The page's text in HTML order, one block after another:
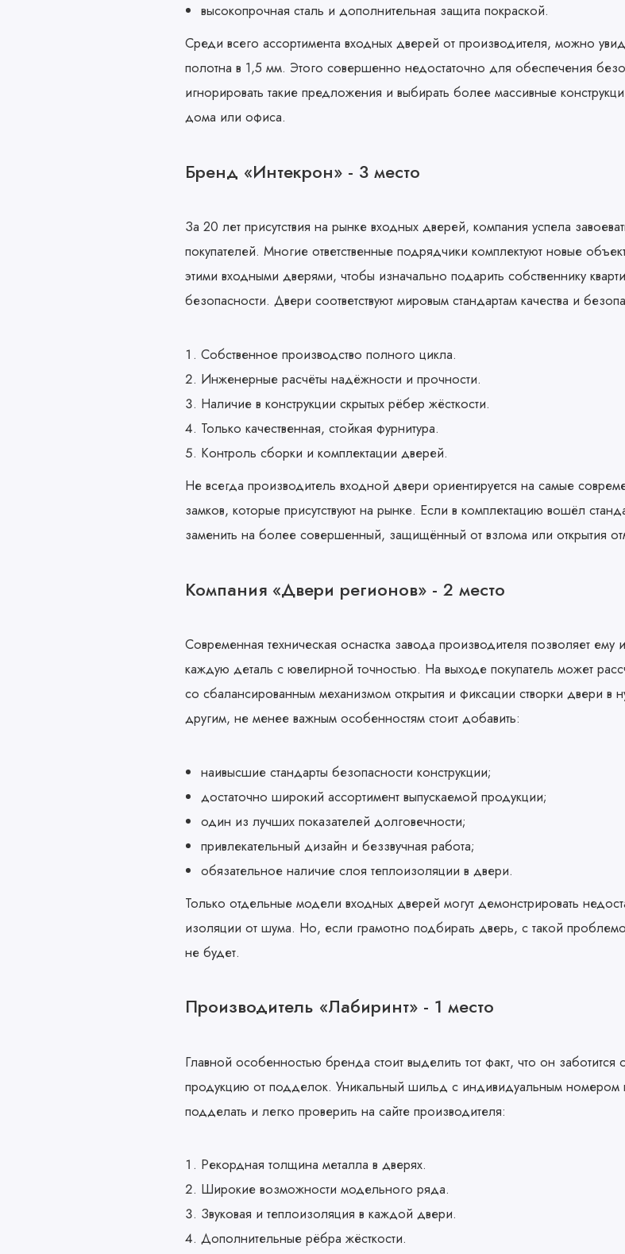
высокопрочная сталь и дополнительная защита покраской.
Среди всего ассортимента входных дверей от производителя, можно
полотна в 1,5 мм. Этого совершенно недостаточно для обеспечения
игнорировать такие предложения и выбирать более массивные
дома или офиса.
Бренд «Интекрон» - 3 место
За 20 лет присутствия на рынке входных дверей, компания успела
покупателей. Многие ответственные подрядчики комплектуют новые
этими входными дверями, чтобы изначально подарить собственнику
безопасности. Двери соответствуют мировым стандартам качества и
Собственное производство полного цикла.
Инженерные расчёты надёжности и прочности.
Наличие в конструкции скрытых рёбер жёсткости.
Только качественная, стойкая фурнитура.
Контроль сборки и комплектации дверей.
Не всегда производитель входной двери ориентируется на самые
замков, которые присутствуют на рынке. Если в комплектацию вошёл
заменить на более совершенный, защищённый от взлома или открытия
Компания «Двери регионов» - 2 место
Современная техническая оснастка завода производителя позволяет ему
каждую деталь с ювелирной точностью. На выходе покупатель может
со сбалансированным механизмом открытия и фиксации створки двери
другим, не менее важным особенностям стоит добавить:
наивысшие стандарты безопасности конструкции;
достаточно широкий ассортимент выпускаемой продукции;
один из лучших показателей долговечности;
привлекательный дизайн и беззвучная работа;
обязательное наличие слоя теплоизоляции в двери.
Только отдельные модели входных дверей могут демонстрировать
изоляции от шума. Но, если грамотно подбирать дверь, с такой
не будет.
Производитель «Лабиринт» - 1 место
Главной особенностью бренда стоит выделить тот факт, что он
продукцию от подделок. Уникальный шильд с индивидуальным номером
подделать и легко проверить на сайте производителя:
Рекордная толщина металла в дверях.
Широкие возможности модельного ряда.
Звуковая и теплоизоляция в каждой двери.
Дополнительные рёбра жёсткости.